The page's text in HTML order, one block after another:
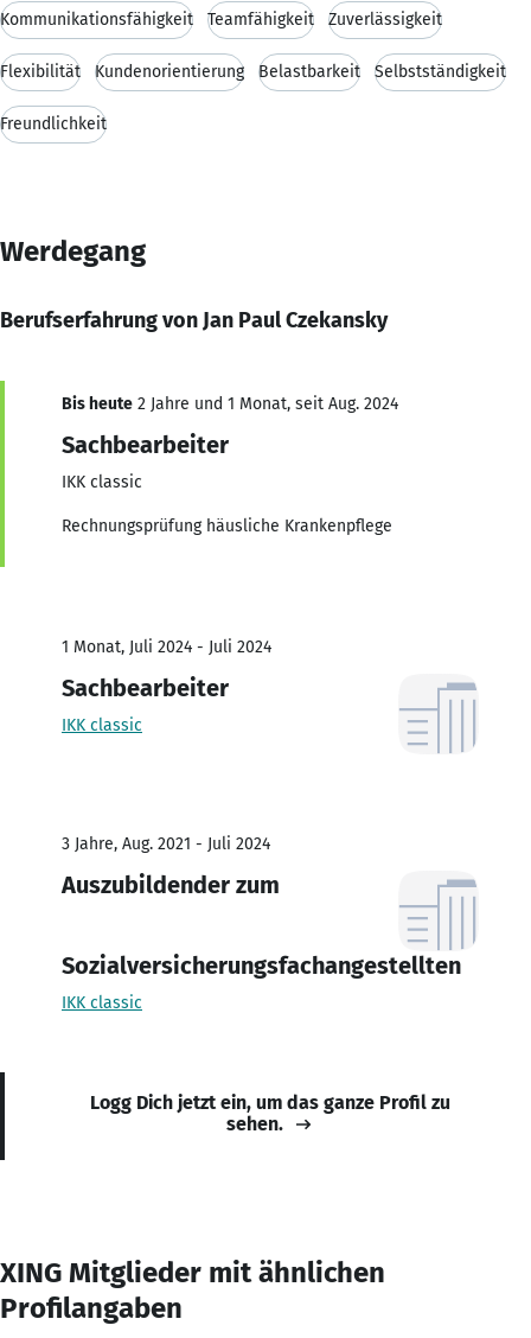
Kommunikationsfähigkeit Teamfähigkeit Zuverlässigkeit
Flexibilität Kundenorientierung Belastbarkeit Selbstständigkeit
Freundlichkeit
Werdegang
Berufserfahrung von Jan Paul Czekansky
Bis heute 2 Jahre und 1 Monat, seit Aug. 2024
Sachbearbeiter
IKK classic
Rechnungsprüfung häusliche Krankenpflege
1 Monat, Juli 2024 - Juli 2024
Sachbearbeiter
IKK classic
3 Jahre, Aug. 2021 - Juli 2024
Auszubildender zum
Sozialversicherungsfachangestellten
IKK classic
Logg Dich jetzt ein, um das ganze Profil zu
sehen.
XING Mitglieder mit ähnlichen
Profilangaben